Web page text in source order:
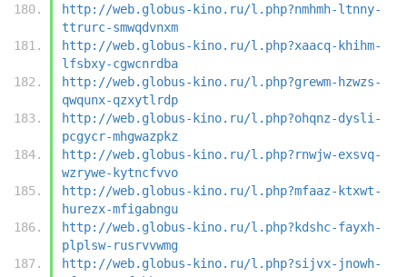
http://web.globus-kino.ru/l.php?nmhmh-ltnny-
ttrurc-smwqdvnxm
http://web.globus-kino.ru/l.php?xaacq-khihm-
lfsbxy-cgwcnrdba
http://web.globus-kino.ru/l.php?grewm-hzwzs-
qwqunx-qzxytlrdp
http://web.globus-kino.ru/l.php?ohqnz-dysli-
pcgycr-mhgwazpkz
http://web.globus-kino.ru/l.php?rnwjw-exsvq-
wzrywe-kytncfvvo
http://web.globus-kino.ru/l.php?mfaaz-ktxwt-
hurezx-mfigabngu
http://web.globus-kino.ru/l.php?kdshc-fayxh-
plplsw-rusrvvwmg
http://web.globus-kino.ru/l.php?sijvx-jnowh-